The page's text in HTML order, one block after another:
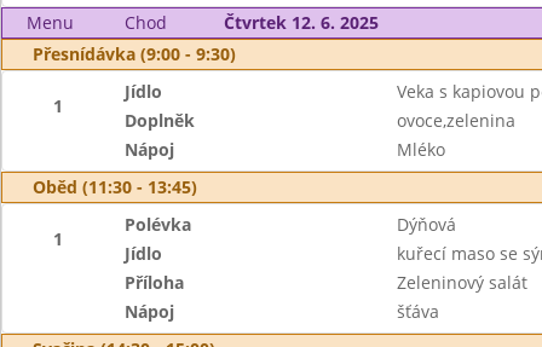
Menu
Chod
Čtvrtek 12. 6. 2025
Přesnídávka (9:00 - 9:30)
1
Jídlo
Veka s kapiovou
Doplněk
ovoce,zelenina
Nápoj
Mléko
Oběd (11:30 - 13:45)
1
Polévka
Dýňová
Jídlo
kuřecí maso se
Příloha
Zeleninový salát
Nápoj
šťáva